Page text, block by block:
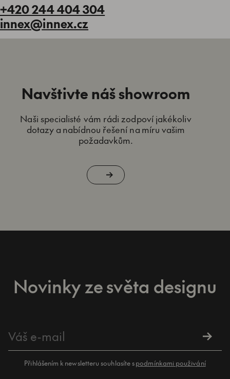
+420 244 404 304
innex@innex.cz
Navštivte náš showroom
Naši specialisté vám rádi zodpoví jakékoliv
dotazy a nabídnou řešení na míru vašim
požadavkům.
Novinky ze světa designu
Přihlášením k newsletteru souhlasíte spodmínkami použivání